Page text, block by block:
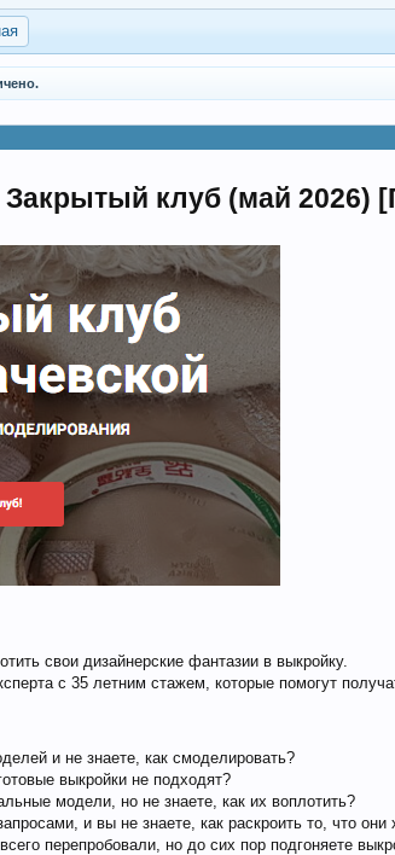
клуб (май 2026)
свои дизайнерские фантазии в выкройку.
с 35 летним стажем, которые помогут
и не знаете, как смоделировать?
выкройки не подходят?
модели, но не знаете, как их воплотить?
и вы не знаете, как раскроить то, что они
перепробовали, но до сих пор подгоняете